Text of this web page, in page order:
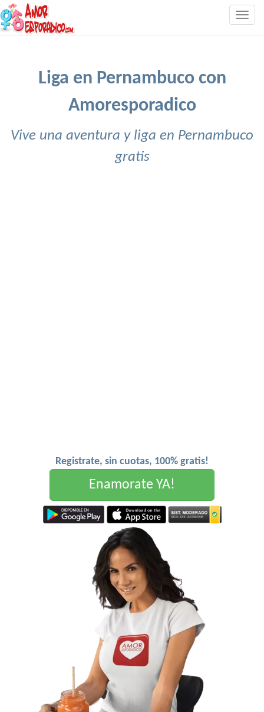
Liga en Pernambuco con
Amoresporadico
Vive una aventura y liga en Pernambuco
gratis
Registrate, sin cuotas, 100% gratis!
Enamorate YA!